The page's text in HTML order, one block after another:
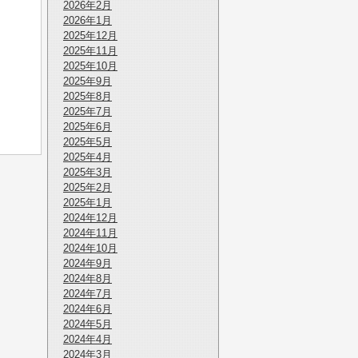
2026年2月
2026年1月
2025年12月
2025年11月
2025年10月
2025年9月
2025年8月
2025年7月
2025年6月
2025年5月
2025年4月
2025年3月
2025年2月
2025年1月
2024年12月
2024年11月
2024年10月
2024年9月
2024年8月
2024年7月
2024年6月
2024年5月
2024年4月
2024年3月